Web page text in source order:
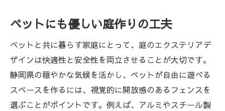
ペットにも優しい庭作りの工夫
ペットと共に暮らす家庭にとって、庭のエクステリアデ
ザインは快適性と安全性を両立させることが大切です。
静岡県の穏やかな気候を活かし、ペットが自由に遊べる
スペースを作るには、視覚的に開放感のあるフェンスを
選ぶことがポイントです。例えば、アルミやスチール製